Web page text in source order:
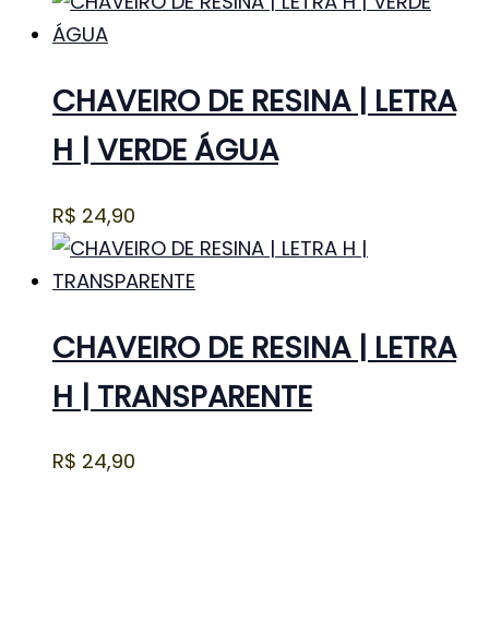
CHAVEIRO DE RESINA | LETRA
H | VERDE ÁGUA
R$ 24,90
CHAVEIRO DE RESINA | LETRA
H | TRANSPARENTE
R$ 24,90